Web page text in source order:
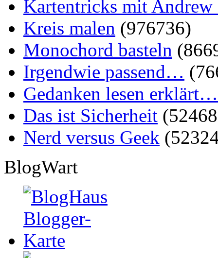
Kartentricks mit
Kreis malen (976736)
Monochord basteln
Irgendwie passend…
Gedanken lesen erklärt…
Das ist Sicherheit
Nerd versus Geek
BlogWart